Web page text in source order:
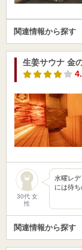
関連情報から探す
生姜サウナ 金
30代 女
性
水曜レ
には待
関連情報から探す